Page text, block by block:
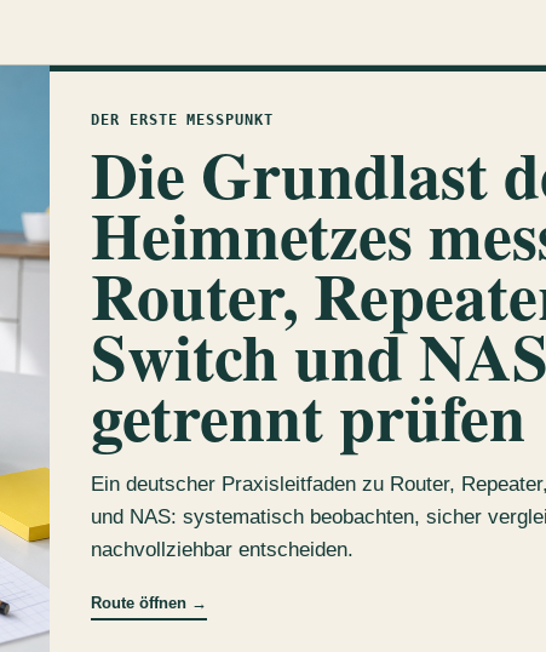
DER ERSTE MESSPUNKT
Die Grundlast
Heimnetzes
Router,
Switch und NAS
getrennt prüfen
Ein deutscher Praxisleitfaden zu Router,
und NAS: systematisch beobachten, sicher
nachvollziehbar entscheiden.
Route öffnen →